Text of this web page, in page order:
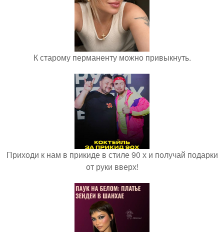
К старому перманенту можно привыкнуть.
Приходи к нам в прикиде в стиле 90 х и получай подарки
от руки вверх!